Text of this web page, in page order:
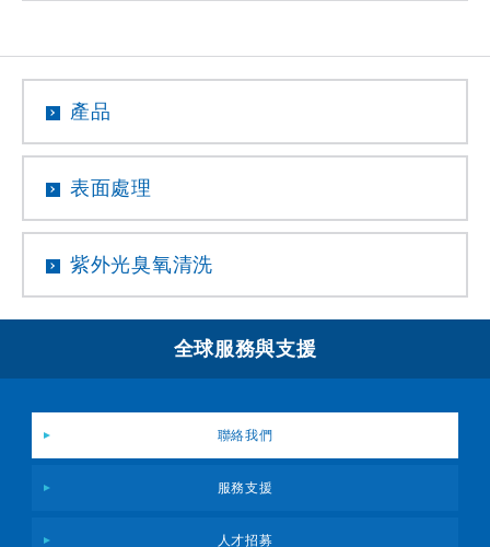
產品
表面處理
紫外光臭氧清洗
全球服務與支援
聯絡我們
服務支援
人才招募